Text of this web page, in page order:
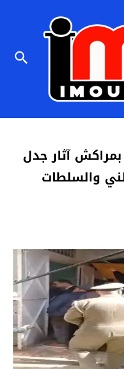
بمراكش آثار جدل
والسلطات